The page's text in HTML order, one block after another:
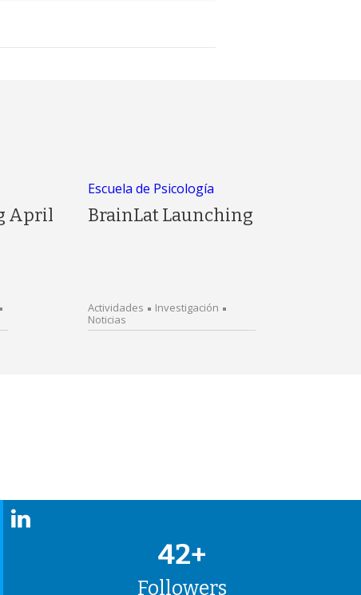
April
Escuela de Psicología
BrainLat Launching
Actividades
Investigación
Noticias
42+
Followers